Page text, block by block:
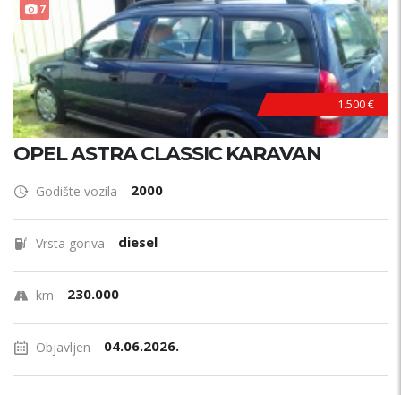
7 PRILIKA !
1.500 €
OPEL ASTRA CLASSIC KARAVAN
Godište vozila 2000
Vrsta goriva diesel
km 230.000
Objavljen 04.06.2026.